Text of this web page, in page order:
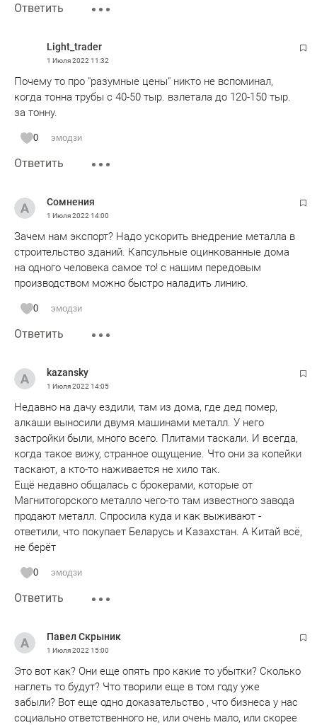
Ответить
Light_trader
1 Июля 2022 11:32
Почему то про "разумные цены" никто не вспоминал,
когда тонна трубы с 40-50 тыр. взлетала до 120-150 тыр.
за тонну.
0 эмодзи
Ответить
Сомнения
1 Июля 2022 14:00
Зачем нам экспорт? Надо ускорить внедрение металла в
строительство зданий. Капсульные оцинкованные дома
на одного человека самое то! с нашим передовым
производством можно быстро наладить линию.
0 эмодзи
Ответить
kazansky
1 Июля 2022 14:05
Недавно на дачу ездили, там из дома, где дед помер,
алкаши выносили двумя машинами металл. У него
застройки были, много всего. Плитами таскали. И всегда,
когда такое вижу, странное ощущение. Что они за копейки
таскают, а кто-то наживается не хило так.
Ещё недавно общалась с брокерами, которые от
Магнитогорского металло чего-то там известного завода
продают металл. Спросила куда и как выживают -
ответили, что покупает Беларусь и Казахстан. А Китай всё,
не берёт
0 эмодзи
Ответить
Павел Скрыник
1 Июля 2022 15:00
Это вот как? Они еще опять про какие то убытки? Сколько
наглеть то будут? Что творили еще в том году уже
забыли? Вот еще одно доказательство , что бизнеса у нас
социально ответственного не, или очень мало, или скорее